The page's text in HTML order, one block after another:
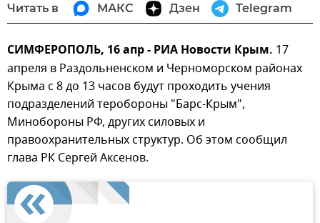
Читать в МАКС Дзен Telegram
СИМФЕРОПОЛЬ, 16 апр - РИА Новости Крым. 17
апреля в Раздольненском и Черноморском районах
Крыма с 8 до 13 часов будут проходить учения
подразделений теробороны "Барс-Крым",
Минобороны РФ, других силовых и
правоохранительных структур. Об этом сообщил
глава РК Сергей Аксенов.